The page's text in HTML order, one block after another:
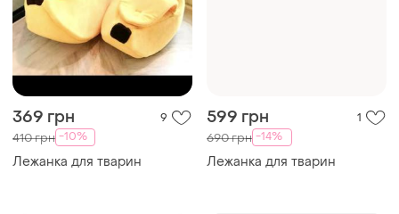
369 грн 9
410 грн -10%
Лежанка для тварин
599 грн 1
690 грн -14%
Лежанка для тварин